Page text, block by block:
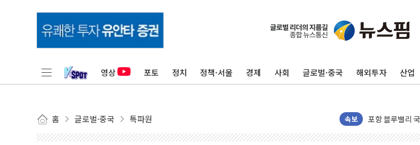
영상 포토 정치 정책·서울 경제 사회 글로벌·중국 해외투자 산업
홈 글로벌·중국 특파원 속보
125mm 폭우 쏟
평택 진위면 공
상주 낙동강 선
[종합] 김민석,